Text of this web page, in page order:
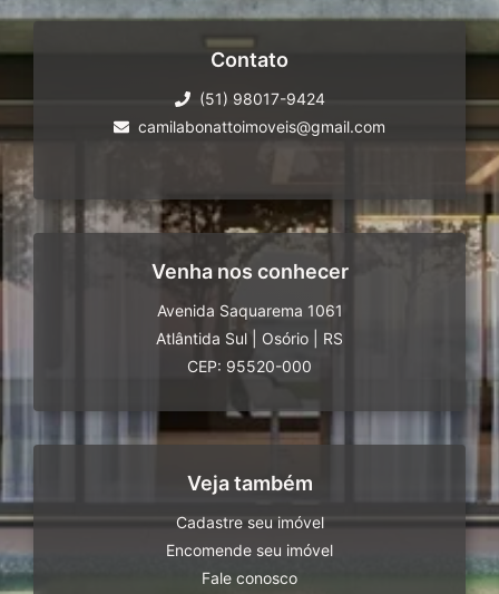
Contato
(51) 98017-9424
camilabonattoimoveis@gmail.com
Venha nos conhecer
Avenida Saquarema 1061
Atlântida Sul
Osório
RS
CEP: 95520-000
Veja também
Cadastre seu imóvel
Encomende seu imóvel
Fale conosco